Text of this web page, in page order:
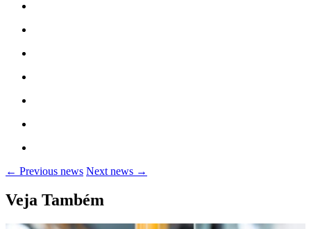
← Previous news Next news →
Veja Também